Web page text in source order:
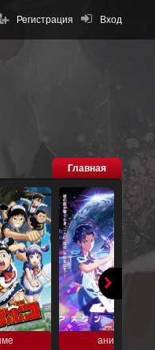
Вход
Регистрация
Главная
аниме